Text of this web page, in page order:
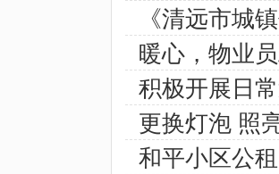
《清远市城
暖心，物业
积极开展日
更换灯泡 照
和平小区公